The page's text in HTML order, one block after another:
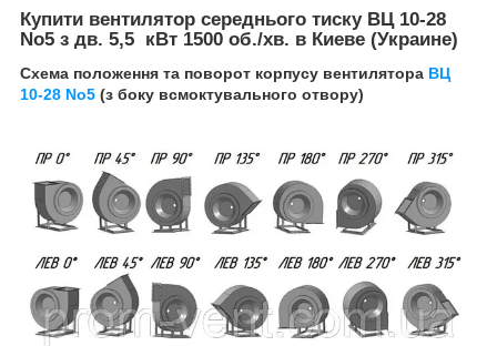
Купити вентилятор середнього тиску ВЦ 10-28
No5 з дв. 5,5 кВт 1500 об./хв. в Киеве (Украине)
Схема положення та поворот корпусу вентилятора ВЦ
10-28 No5 (з боку всмоктувального отвору)